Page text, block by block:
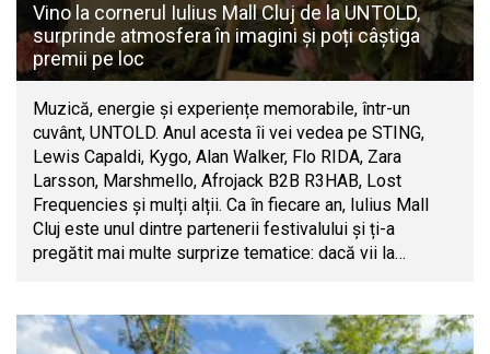
Vino la cornerul Iulius Mall Cluj de la UNTOLD,
surprinde atmosfera în imagini și poți câștiga
premii pe loc
Muzică, energie și experiențe memorabile, într-un
cuvânt, UNTOLD. Anul acesta îi vei vedea pe STING,
Lewis Capaldi, Kygo, Alan Walker, Flo RIDA, Zara
Larsson, Marshmello, Afrojack B2B R3HAB, Lost
Frequencies și mulți alții. Ca în fiecare an, Iulius Mall
Cluj este unul dintre partenerii festivalului și ți-a
pregătit mai multe surprize tematice: dacă vii la…